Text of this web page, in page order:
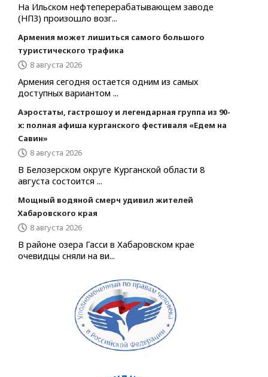
На Ильском нефтеперерабатывающем заводе
(НПЗ) произошло возг...
Армения может лишиться самого большого
туристического трафика
8 августа 2026
Армения сегодня остается одним из самых
доступных вариантом ...
Аэростаты, гастрошоу и легендарная группа из 90-
х: полная афиша курганского фестиваля «Едем на
Савин»
8 августа 2026
В Белозерском округе Курганской области 8
августа состоится ...
Мощный водяной смерч удивил жителей
Хабаровского края
8 августа 2026
В районе озера Гасси в Хабаровском крае
очевидцы сняли на ви...